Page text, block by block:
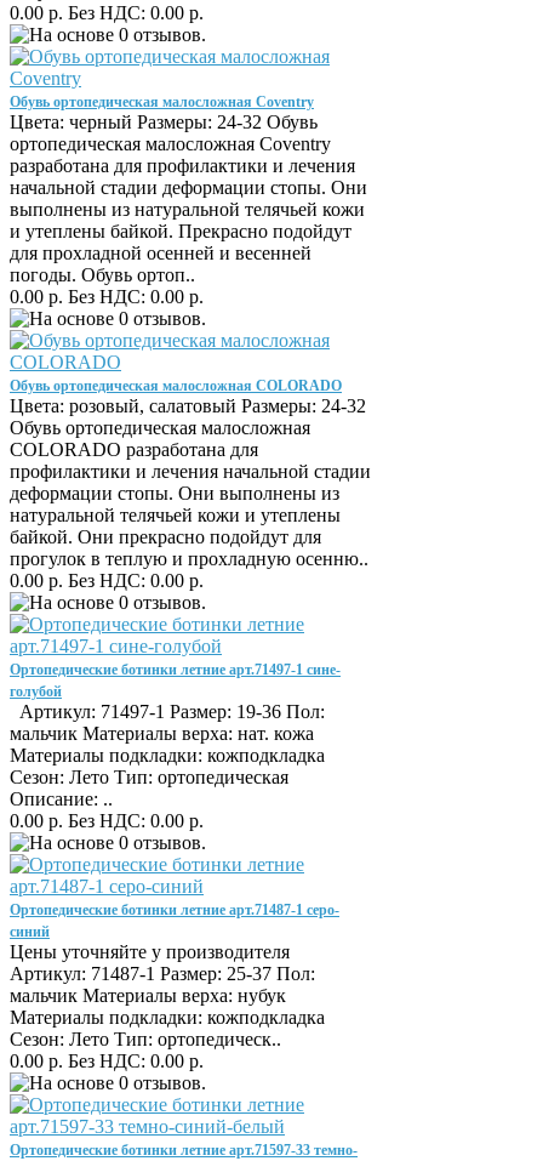
0.00 р. Без НДС: 0.00 р.
Обувь ортопедическая малосложная Coventry
Цвета: черный Размеры: 24-32 Обувь
ортопедическая малосложная Coventry
разработана для профилактики и лечения
начальной стадии деформации стопы. Они
выполнены из натуральной телячьей кожи
и утеплены байкой. Прекрасно подойдут
для прохладной осенней и весенней
погоды. Обувь ортоп..
0.00 р. Без НДС: 0.00 р.
Обувь ортопедическая малосложная COLORADO
Цвета: розовый, салатовый Размеры: 24-32
Обувь ортопедическая малосложная
COLORADO разработана для
профилактики и лечения начальной стадии
деформации стопы. Они выполнены из
натуральной телячьей кожи и утеплены
байкой. Они прекрасно подойдут для
прогулок в теплую и прохладную осенню..
0.00 р. Без НДС: 0.00 р.
Ортопедические ботинки летние арт.71497-1 сине-
голубой
Артикул: 71497-1 Размер: 19-36 Пол:
мальчик Материалы верха: нат. кожа
Материалы подкладки: кожподкладка
Сезон: Лето Тип: ортопедическая
Описание: ..
0.00 р. Без НДС: 0.00 р.
Ортопедические ботинки летние арт.71487-1 серо-
синий
Цены уточняйте у производителя
Артикул: 71487-1 Размер: 25-37 Пол:
мальчик Материалы верха: нубук
Материалы подкладки: кожподкладка
Сезон: Лето Тип: ортопедическ..
0.00 р. Без НДС: 0.00 р.
Ортопедические ботинки летние арт.71597-33 темно-